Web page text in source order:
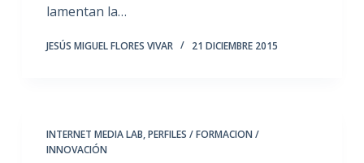
lamentan la…
JESÚS MIGUEL FLORES VIVAR 21 DICIEMBRE 2015
INTERNET MEDIA LAB,PERFILES / FORMACION /
INNOVACIÓN